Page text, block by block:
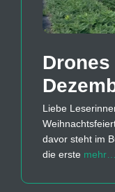
Liebe
davor steht im
die erste mehr…